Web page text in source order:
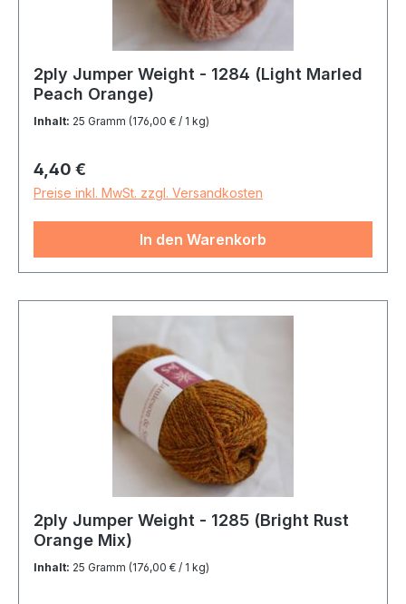
2ply Jumper Weight - 1284 (Light Marled
Peach Orange)
Inhalt: 25 Gramm (176,00 € / 1 kg)
Regulärer Preis:
4,40 €
Preise inkl. MwSt. zzgl. Versandkosten
In den Warenkorb
2ply Jumper Weight - 1285 (Bright Rust
Orange Mix)
Inhalt: 25 Gramm (176,00 € / 1 kg)